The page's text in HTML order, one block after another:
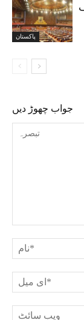
پاکستان
جواب چھوڑ دیں